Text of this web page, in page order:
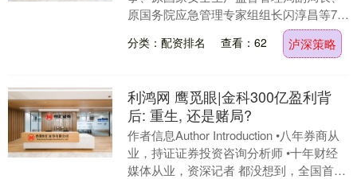
原国务院应急管理专家组组长闪淳昌等7位
专家联名起草的《关于将客运索道纳入国
家综合立体....
分类：配资排名 查看：62 泸深策略
利鸿网 鹰觅眼|金科300亿盈利背
后: 重生, 还是赌局?
作者信息Author Introduction •八年券商从
业，持证证券投资咨询分析师 •十年财经
媒体从业，资深记者 都没想到，全国首家